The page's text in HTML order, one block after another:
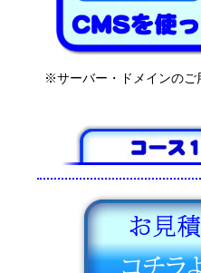
※サーバー・ドメインのご